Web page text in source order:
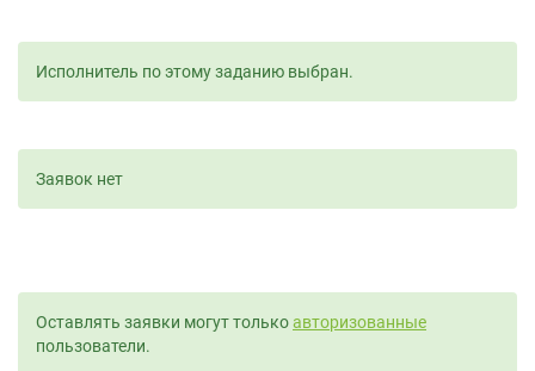
Исполнитель по этому заданию выбран.
Заявок нет
Оставлять заявки могут толькоавторизованные
пользователи.